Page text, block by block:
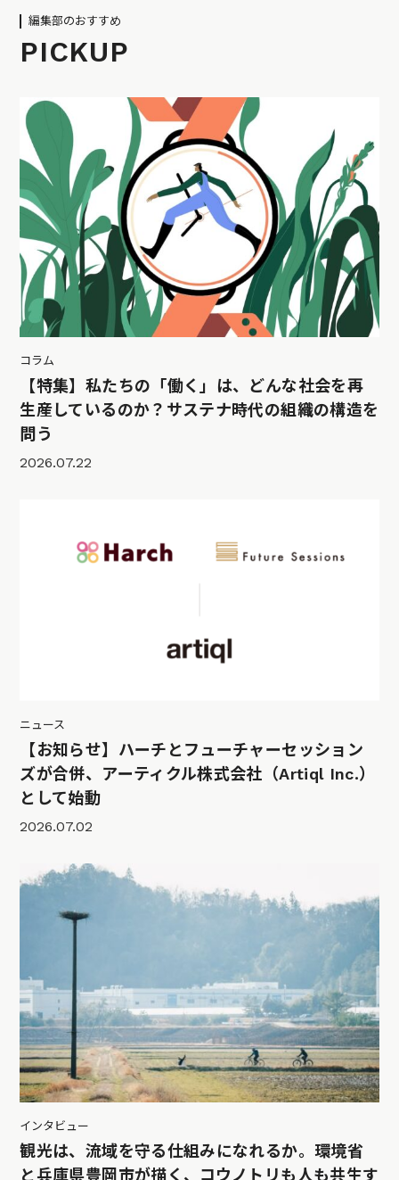
編集部のおすすめ
PICKUP
コラム
【特集】私たちの「働く」は、どんな社会を再
生産しているのか？サステナ時代の組織の構造を
問う
2026.07.22
ニュース
【お知らせ】ハーチとフューチャーセッション
ズが合併、アーティクル株式会社（Artiql Inc.）
として始動
2026.07.02
インタビュー
観光は、流域を守る仕組みになれるか。環境省
と兵庫県豊岡市が描く、コウノトリも人も共生す